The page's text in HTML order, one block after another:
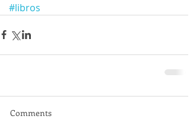
#libros
Comments